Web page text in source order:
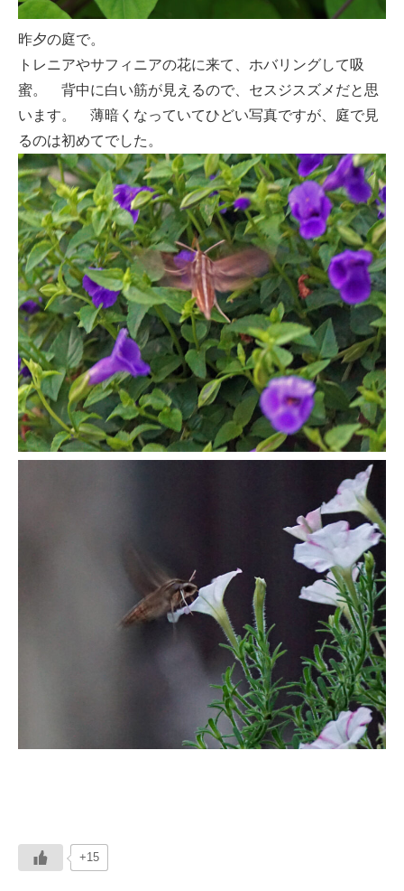
昨夕の庭で。
トレニアやサフィニアの花に来て、ホバリングして吸
蜜。 背中に白い筋が見えるので、セスジスズメだと思
います。 薄暗くなっていてひどい写真ですが、庭で見
るのは初めてでした。
+15